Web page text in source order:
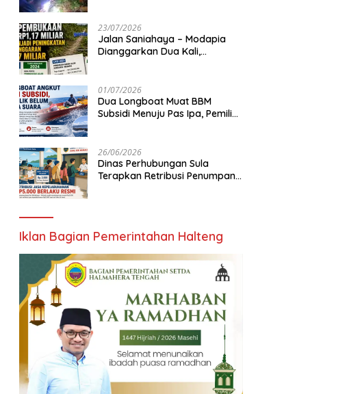
23/07/2026
Jalan Saniahaya – Modapia
Dianggarkan Dua Kali,
01/07/2026
Dua Longboat Muat BBM
Subsidi Menuju Pas Ipa, Pemilik
26/06/2026
Dinas Perhubungan Sula
Terapkan Retribusi Penumpang
Iklan Bagian Pemerintahan Halteng